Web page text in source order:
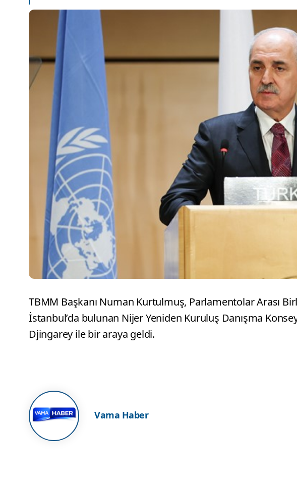
TBMM Başkanı Numan Kurtulmuş, Parlamentolar Arası
İstanbul’da bulunan Nijer Yeniden Kuruluş Danışma
Djingarey ile bir araya geldi.
Vama Haber